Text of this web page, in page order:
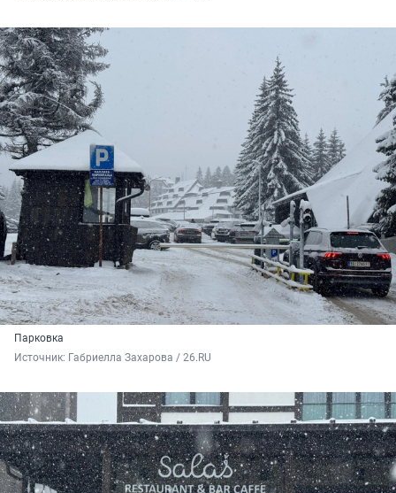
Парковка
Источник: Габриелла Захарова / 26.RU